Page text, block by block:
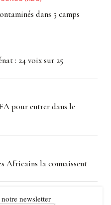
dans 5 camps
: 24 voix sur 25
pour entrer dans le
Africains la connaissent
newsletter